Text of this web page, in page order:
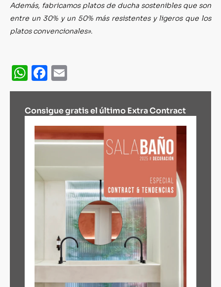
Además, fabricamos platos de ducha sostenibles que son
entre un 30% y un 50% más resistentes y ligeros que los
platos convencionales».
WhatsApp
Facebook
Consigue gratis el último Extra Contract